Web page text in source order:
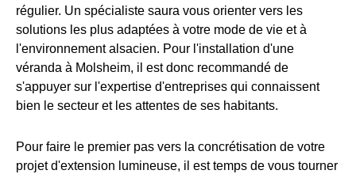
régulier. Un spécialiste saura vous orienter vers les
solutions les plus adaptées à votre mode de vie et à
l'environnement alsacien. Pour l'installation d'une
véranda à Molsheim, il est donc recommandé de
s'appuyer sur l'expertise d'entreprises qui connaissent
bien le secteur et les attentes de ses habitants.
Pour faire le premier pas vers la concrétisation de votre
projet d'extension lumineuse, il est temps de vous tourner